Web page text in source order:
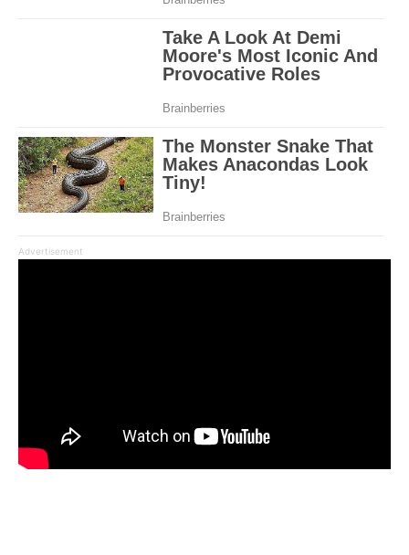
Advertisement